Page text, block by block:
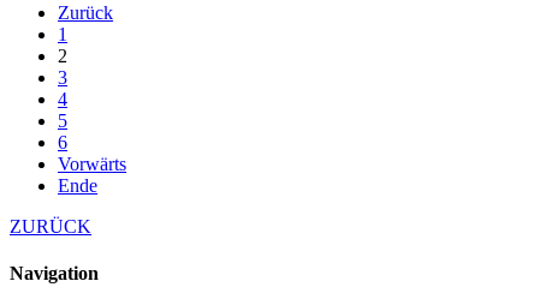
Zurück
1
2
3
4
5
6
Vorwärts
Ende
ZURÜCK
Navigation